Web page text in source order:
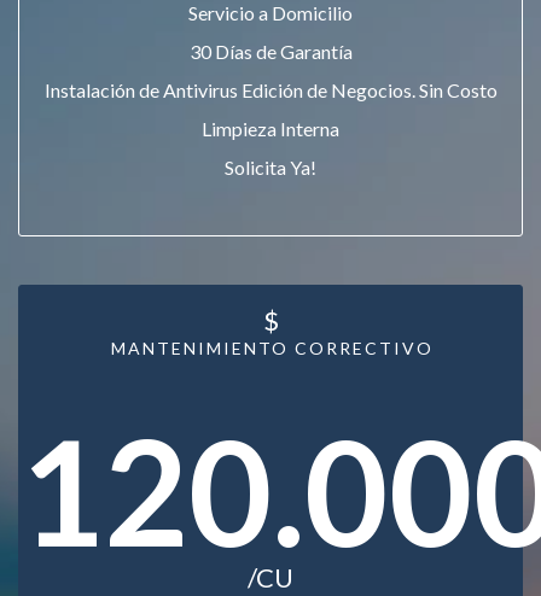
Servicio a Domicilio
30 Días de Garantía
Instalación de Antivirus Edición de Negocios. Sin Costo
Limpieza Interna
Solicita Ya!
MANTENIMIENTO CORRECTIVO
$
/CU